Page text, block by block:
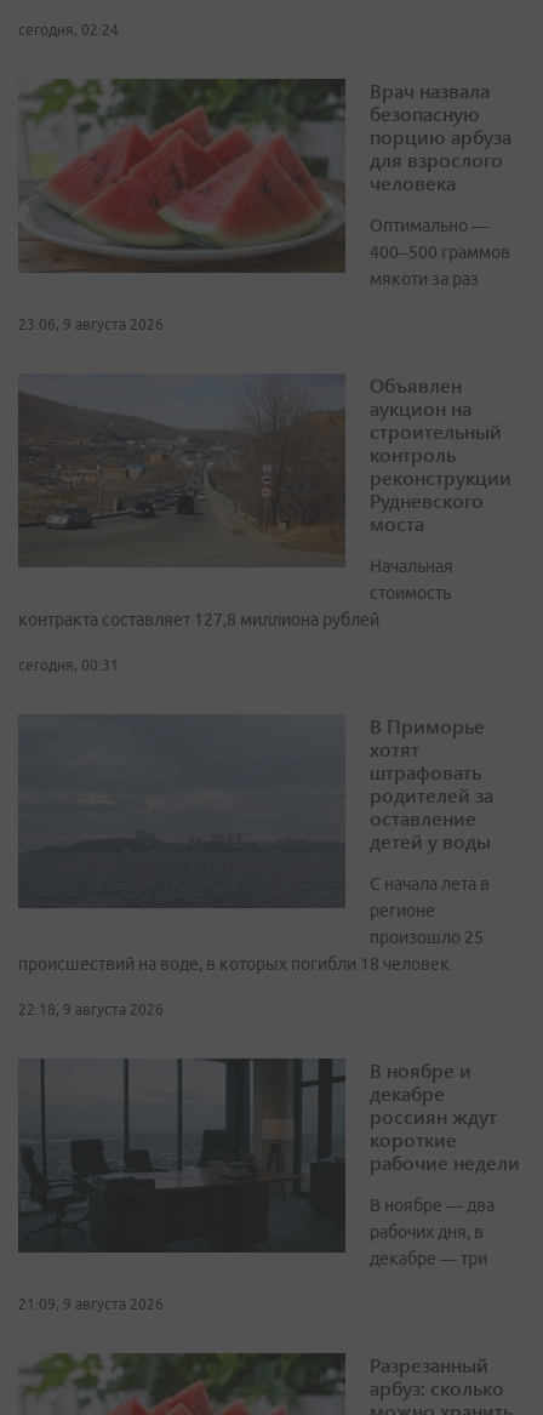
сегодня, 02:24
Врач назвала
безопасную
порцию арбуза
для взрослого
человека
Оптимально —
400–500 граммов
мякоти за раз
23:06, 9 августа 2026
Объявлен
аукцион на
строительный
контроль
реконструкции
Рудневского
моста
Начальная
стоимость
контракта составляет 127,8 миллиона рублей
сегодня, 00:31
В Приморье
хотят
штрафовать
родителей за
оставление
детей у воды
С начала лета в
регионе
произошло 25
происшествий на воде, в которых погибли 18 человек
22:18, 9 августа 2026
В ноябре и
декабре
россиян ждут
короткие
рабочие недели
В ноябре — два
рабочих дня, в
декабре — три
21:09, 9 августа 2026
Разрезанный
арбуз: сколько